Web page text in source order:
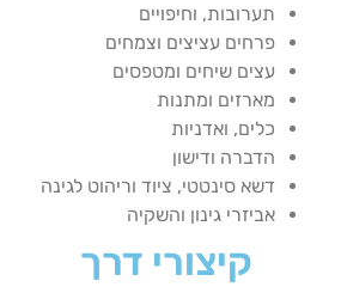
תערובות, וחיפויים
פרחים עציצים וצמחים
עצים שיחים ומטפסים
מארזים ומתנות
כלים, ואדניות
הדברה ודישון
דשא סינטטי, ציוד וריהוט לגינה
אביזרי גינון והשקיה
קיצורי דרך